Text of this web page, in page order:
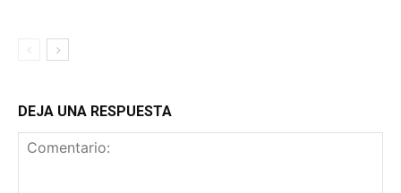
DEJA UNA RESPUESTA